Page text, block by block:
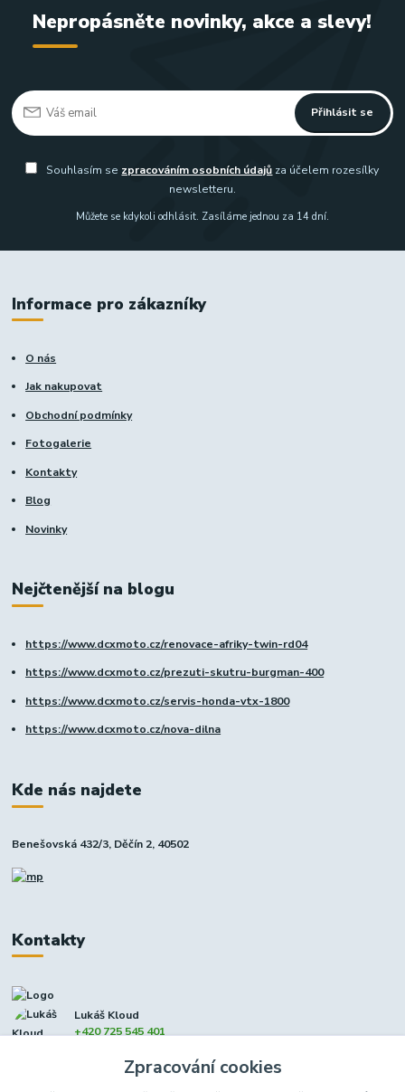
Nepropásněte novinky, akce a slevy!
Přihlásit se
Souhlasím se zpracováním osobních údajů za účelem rozesílky
newsletteru.
Můžete se kdykoli odhlásit. Zasíláme jednou za 14 dní.
Informace pro zákazníky
O nás
Jak nakupovat
Obchodní podmínky
Fotogalerie
Kontakty
Blog
Novinky
Nejčtenější na blogu
https://www.dcxmoto.cz/renovace-afriky-twin-rd04
https://www.dcxmoto.cz/prezuti-skutru-burgman-400
https://www.dcxmoto.cz/servis-honda-vtx-1800
https://www.dcxmoto.cz/nova-dilna
Kde nás najdete
Benešovská 432/3, Děčín 2, 40502
Kontakty
Lukáš Kloud
+420 725 545 401
Zpracování cookies